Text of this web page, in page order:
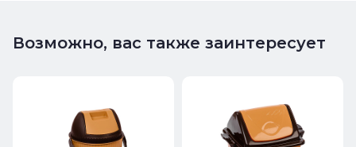
Возможно, вас также заинтересует